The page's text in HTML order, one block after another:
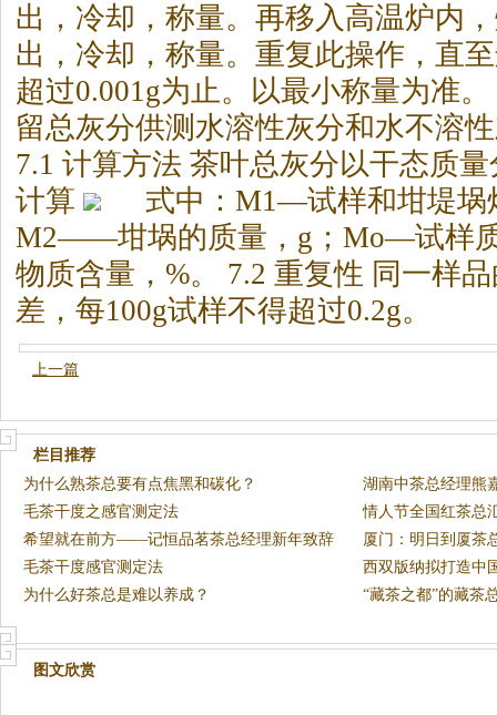
出，冷却，称量。再移入高温炉内
出，冷却，称量。重复此操作，直
超过0.001g为止。以最小称量为准
留总灰分供测水溶性灰分和水不溶
7.1 计算方法 茶叶总灰分以干态质
计算
式中：M1—试样和坩堤埚
M2——坩埚的质量，g；Mo—试样
物质含量，%。 7.2 重复性 同一样
差，每100g试样不得超过0.2g。
上一篇
栏目推荐
为什么熟茶总要有点焦黑和碳化？
湖南中茶总经理熊
花”
毛茶干度之感官测定法
情人节全国红茶总
希望就在前方——记恒品茗茶总经理新年致辞
厦门：明日到厦茶
毛茶干度感官测定法
西双版纳拟打造中
为什么好茶总是难以养成？
“藏茶之都”的藏茶
图文欣赏